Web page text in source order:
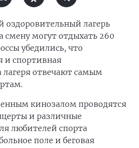
оздоровительный лагерь
смену могут отдыхать 260
убедились, что
и спортивная
лагеря отвечают самым
кинозалом проводятся
и различные
любителей спорта
поле и беговая